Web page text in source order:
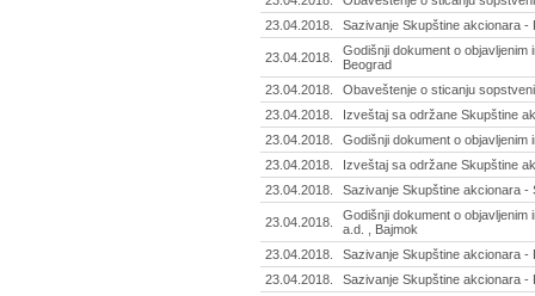
23.04.2018.
Sazivanje Skupštine akcionara -
23.04.2018.
Godišnji dokument o objavljenim
Beograd
23.04.2018.
Obaveštenje o sticanju
23.04.2018.
Izveštaj sa održane Skupštine
23.04.2018.
Godišnji dokument o objavljenim
23.04.2018.
Izveštaj sa održane Skupštine
23.04.2018.
Sazivanje Skupštine akcionara -
23.04.2018.
Godišnji dokument o objavljenim
a.d. , Bajmok
23.04.2018.
Sazivanje Skupštine akcionara -
23.04.2018.
Sazivanje Skupštine akcionara